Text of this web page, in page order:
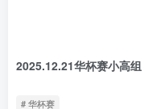
2025.12.21华杯赛小高组
# 华杯赛